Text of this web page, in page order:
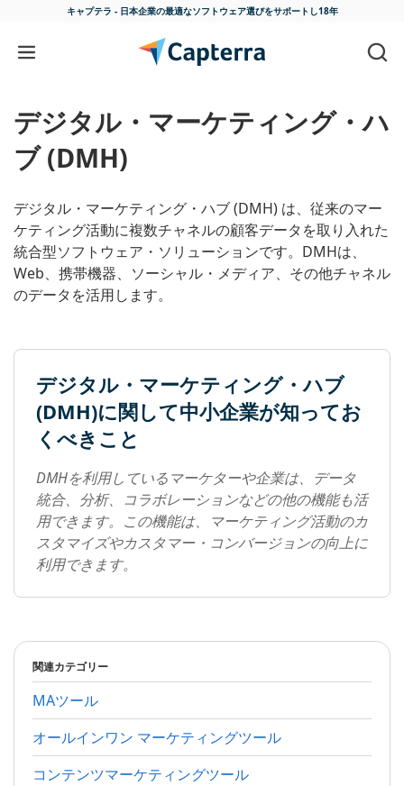
キャプテラ - 日本企業の最適なソフトウェア選びをサポートし18年
コンテンツに移動
デジタル・マーケティング・ハ
ブ (DMH)
デジタル・マーケティング・ハブ (DMH) は、従来のマー
ケティング活動に複数チャネルの顧客データを取り入れた
統合型ソフトウェア・ソリューションです。DMHは、
Web、携帯機器、ソーシャル・メディア、その他チャネル
のデータを活用します。
デジタル・マーケティング・ハブ
(DMH)に関して中小企業が知ってお
くべきこと
DMHを利用しているマーケターや企業は、データ
統合、分析、コラボレーションなどの他の機能も活
用できます。この機能は、マーケティング活動のカ
スタマイズやカスタマー・コンバージョンの向上に
利用できます。
関連カテゴリー
MAツール
オールインワン マーケティングツール
コンテンツマーケティングツール